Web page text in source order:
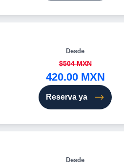
Desde
$504 MXN
420.00 MXN
Reserva ya
Desde